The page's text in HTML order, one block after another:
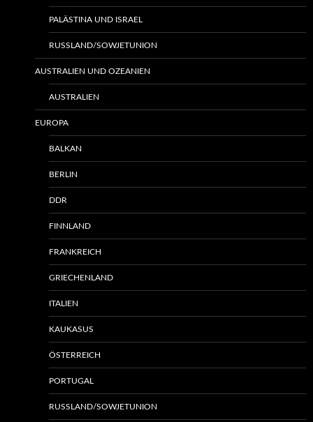
PALÄSTINA UND ISRAEL
RUSSLAND/SOWJETUNION
AUSTRALIEN UND OZEANIEN
AUSTRALIEN
EUROPA
BALKAN
BERLIN
DDR
FINNLAND
FRANKREICH
GRIECHENLAND
ITALIEN
KAUKASUS
ÖSTERREICH
PORTUGAL
RUSSLAND/SOWJETUNION